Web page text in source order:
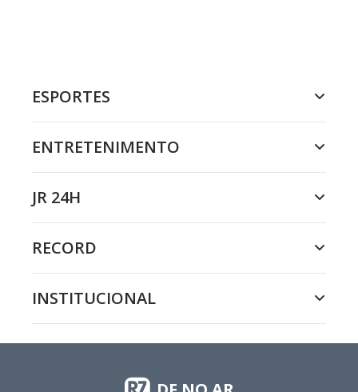
ESPORTES
ENTRETENIMENTO
JR 24H
RECORD
INSTITUCIONAL